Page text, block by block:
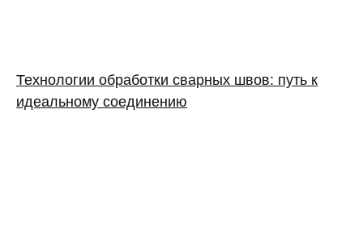
Технологии обработки сварных швов: путь к
идеальному соединению